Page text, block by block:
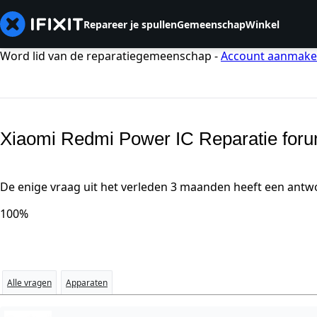
Repareer je spullenGemeenschapWinkel
Word lid van de reparatiegemeenschap -Account
Xiaomi Redmi Power IC Reparatie
De enige vraag uit het verleden 3 maanden heeft een
100%
Alle vragen Apparaten